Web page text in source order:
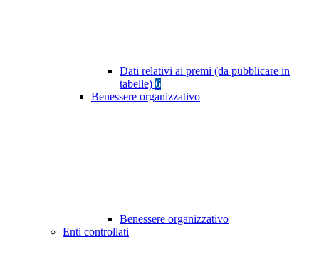
Dati relativi ai premi (da pubblicare in
tabelle) 6
Benessere organizzativo
Benessere organizzativo
Enti controllati